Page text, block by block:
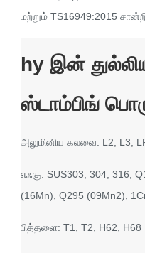
மற்றும் TS16949:2015
hy இன்
ஸ்டாம்பிங்
அலுமினிய கலவை: L2, L3,
எஃகு: SUS303, 304, 316,
(16Mn), Q295 (09Mn2),
பித்தளை: T1, T2, H62, H68